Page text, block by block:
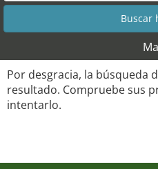
Por desgracia, la búsqueda
resultado. Compruebe sus
intentarlo.